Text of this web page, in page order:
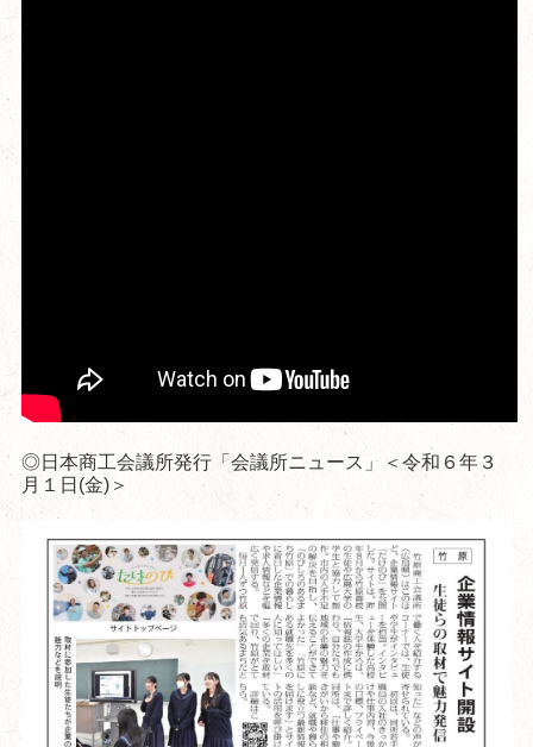
◎日本商工会議所発行「会議所ニュース」＜令和６年３
月１日(金)＞